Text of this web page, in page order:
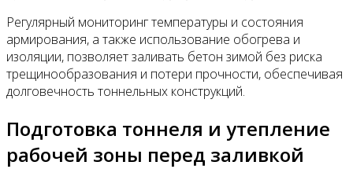
Регулярный мониторинг температуры и состояния
армирования, а также использование обогрева и
изоляции, позволяет заливать бетон зимой без риска
трещинообразования и потери прочности, обеспечивая
долговечность тоннельных конструкций.
Подготовка тоннеля и утепление
рабочей зоны перед заливкой